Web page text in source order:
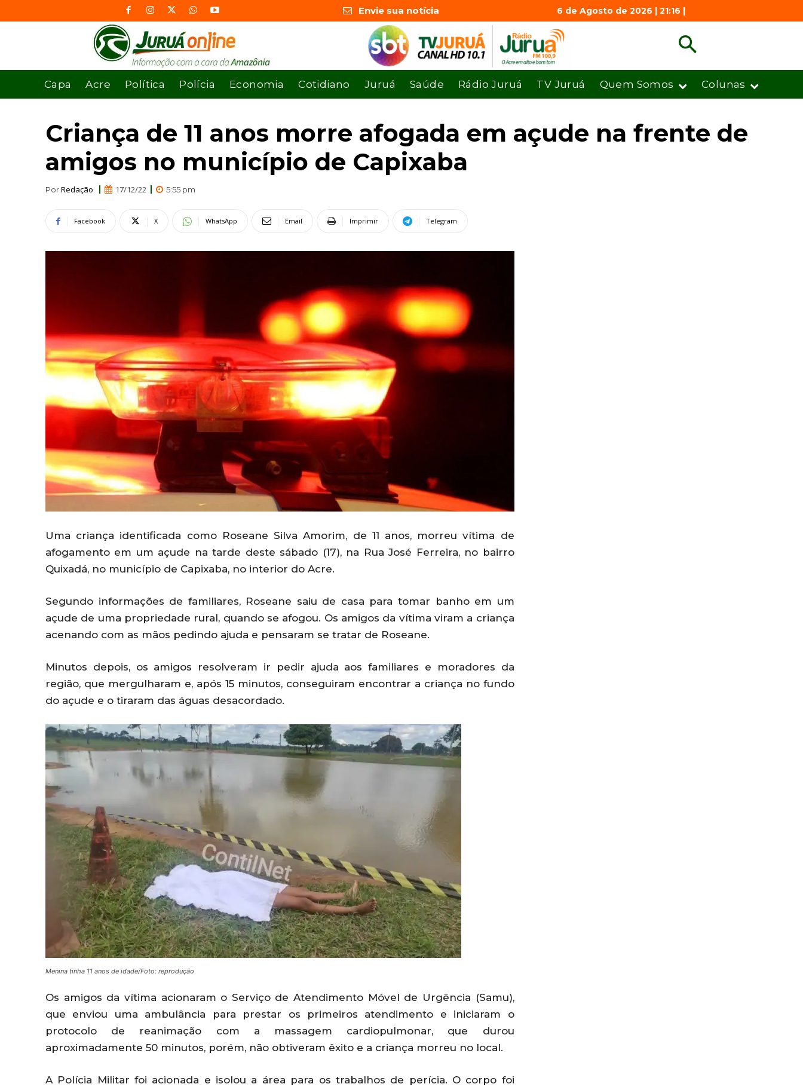
Envie sua notícia 6 de Agosto de 2026 | 21:16 |
Capa Acre Política Polícia Economia Cotidiano Juruá Saúde Rádio Juruá TV Juruá Quem Somos Colunas
Criança de 11 anos morre afogada em açude na frente de
amigos no município de Capixaba
PorRedação 17/12/22 5:55 pm
Facebook X WhatsApp Email Imprimir Telegram
Uma criança identificada como Roseane Silva Amorim, de 11 anos, morreu vítima de
afogamento em um açude na tarde deste sábado (17), na Rua José Ferreira, no bairro
Quixadá, no município de Capixaba, no interior do Acre.
Segundo informações de familiares, Roseane saiu de casa para tomar banho em um
açude de uma propriedade rural, quando se afogou. Os amigos da vítima viram a criança
acenando com as mãos pedindo ajuda e pensaram se tratar de Roseane.
Minutos depois, os amigos resolveram ir pedir ajuda aos familiares e moradores da
região, que mergulharam e, após 15 minutos, conseguiram encontrar a criança no fundo
do açude e o tiraram das águas desacordado.
Menina tinha 11 anos de idade/Foto: reprodução
Os amigos da vítima acionaram o Serviço de Atendimento Móvel de Urgência (Samu),
que enviou uma ambulância para prestar os primeiros atendimento e iniciaram o
protocolo de reanimação com a massagem cardiopulmonar, que durou
aproximadamente 50 minutos, porém, não obtiveram êxito e a criança morreu no local.
A Polícia Militar foi acionada e isolou a área para os trabalhos de perícia. O corpo foi